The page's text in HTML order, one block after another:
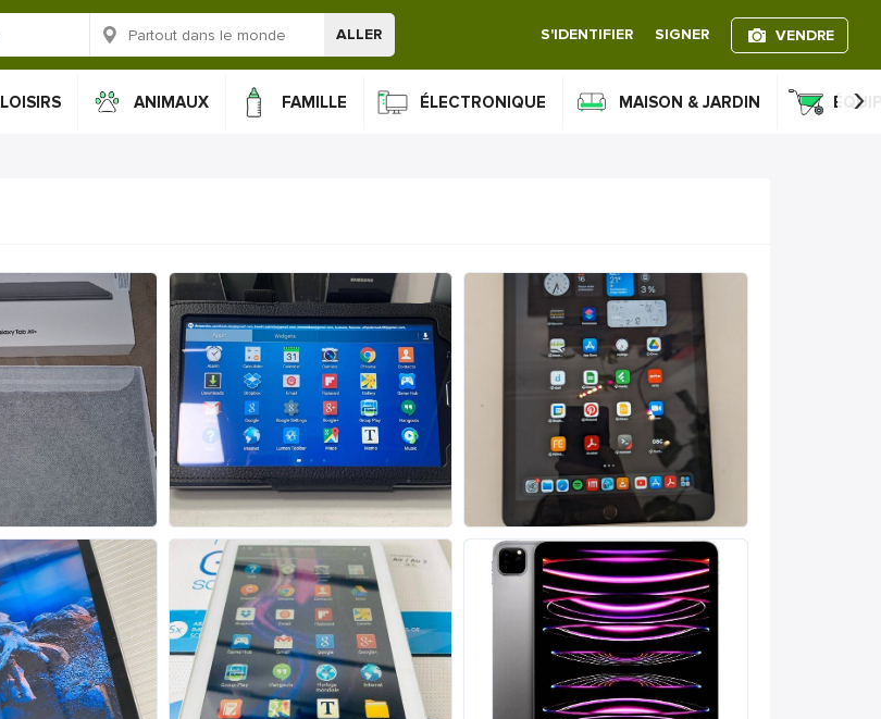
ALLER S'IDENTIFIER SIGNER VENDRE
LOISIRS ANIMAUX FAMILLE ÉLECTRONIQUE MAISON & JARDIN ›